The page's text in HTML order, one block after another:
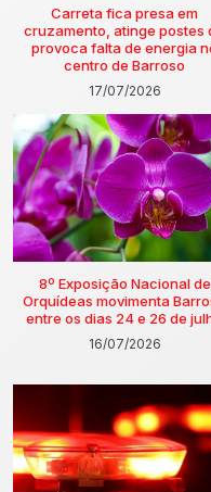
Carreta fica presa em
cruzamento, atinge postes
provoca falta de energia
centro de Barroso
17/07/2026
8º Exposição Nacional de
Orquídeas movimenta
entre os dias 24 e 26 de
16/07/2026